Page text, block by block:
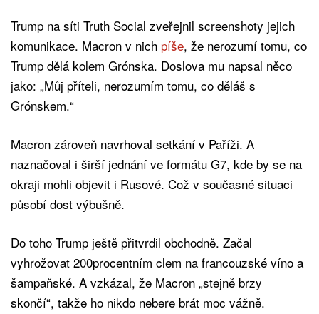
Trump na síti Truth Social zveřejnil screenshoty jejich
komunikace. Macron v nich píše, že nerozumí tomu, co
Trump dělá kolem Grónska. Doslova mu napsal něco
jako: „Můj příteli, nerozumím tomu, co děláš s
Grónskem.“
Macron zároveň navrhoval setkání v Paříži. A
naznačoval i širší jednání ve formátu G7, kde by se na
okraji mohli objevit i Rusové. Což v současné situaci
působí dost výbušně.
Do toho Trump ještě přitvrdil obchodně. Začal
vyhrožovat 200procentním clem na francouzské víno a
šampaňské. A vzkázal, že Macron „stejně brzy
skončí“, takže ho nikdo nebere brát moc vážně.